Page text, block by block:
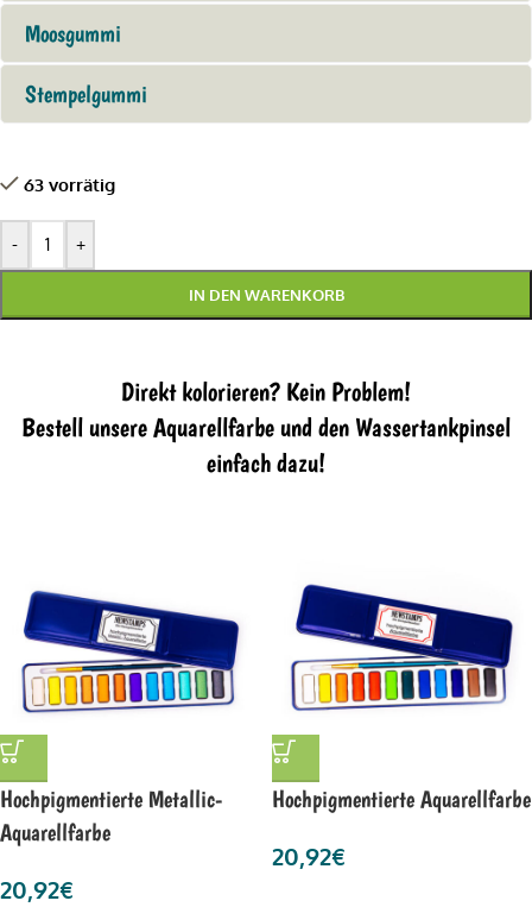
Moosgummi
Stempelgummi
63 vorrätig
- +
IN DEN WARENKORB
Direkt kolorieren? Kein Problem!
Bestell unsere Aquarellfarbe und den Wassertankpinsel
einfach dazu!
Hochpigmentierte Metallic-
Aquarellfarbe
20,92€
Hochpigmentierte Aquarellfarbe
20,92€